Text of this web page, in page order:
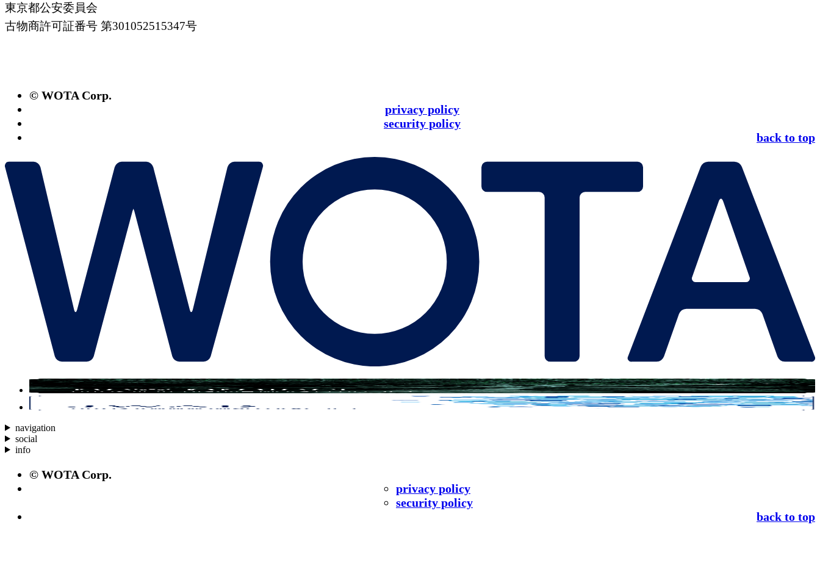
東京都公安委員会
古物商許可証番号 第301052515347号
© WOTA Corp.
privacy policy
security policy
back to top
navigation
social
info
© WOTA Corp.
privacy policy
security policy
back to top